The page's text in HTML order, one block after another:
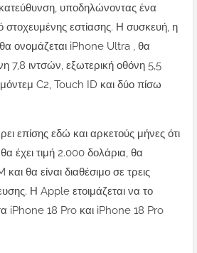
κατεύθυνση, υποδηλώνοντας ένα
εστίασης. Η συσκευή, η
θα ονομάζεται iPhone Ultra , θα
7,8 ιντσών, εξωτερική οθόνη 5,5
C2, Touch ID και δύο πίσω
επίσης εδώ και αρκετούς μήνες ότι
έχει τιμή 2.000 δολάρια, θα
θα είναι διαθέσιμο σε τρεις
Η Apple ετοιμάζεται να το
iPhone 18 Pro και iPhone 18 Pro